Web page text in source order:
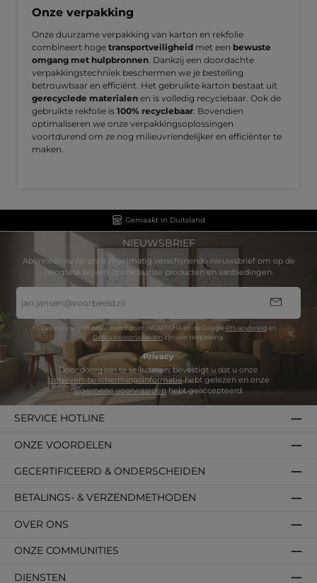
Onze verpakking
Onze duurzame verpakking van karton en rekfolie
combineert hoge transportveiligheid met een bewuste
omgang met hulpbronnen . Dankzij een doordachte
verpakkingstechniek beschermen we je bestelling
betrouwbaar en efficiënt. Het gebruikte karton bestaat uit
gerecyclede materialen en is volledig recyclebaar. Ook de
gebruikte rekfolie is 100% recyclebaar . Bovendien
optimaliseren we onze verpakkingsoplossingen
voortdurend om ze nog milieuvriendelijker en efficiënter te
maken.
Gemaakt in Duitsland
NIEUWSBRIEF
Abonneer nu op onze regelmatig verschijnende nieuwsbrief om op de
hoogtete blijven van de laatste producten en aanbiedingen.
mailadres
*
Deze site wordt beschermd door reCAPTCHA en de Google Privacybeleid en
Gebruiksvoorwaarden zijn van toepassing.
Privacy
gegevensbeschermingsinformatie
algemene voorwaardenhebt geaccepteerd.
SERVICE HOTLINE
DIENSTEN
BETALINGS- & VERZENDMETHODEN
OVER ONS
GECERTIFICEERD & ONDERSCHEIDEN
ONZE VOORDELEN
ONZE COMMUNITIES